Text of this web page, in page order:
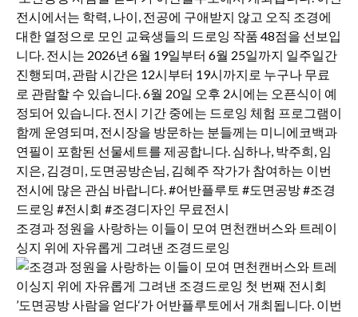
조경과 정원을 사랑하는 이들이 모여 면천캔버스와 트레이
싱지 위에 자유롭게 그려낸 조경드로잉